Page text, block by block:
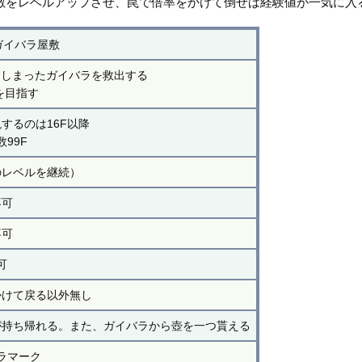
バラ屋敷
まったガイバラを救出する
目指す
るのは16F以降
99F
ベルを継続）
て戻る以外無し
ち帰れる。また、ガイバラから壺を一つ貰える
マーク